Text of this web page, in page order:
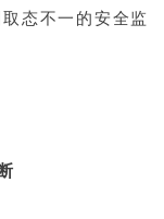
态不一的安全监